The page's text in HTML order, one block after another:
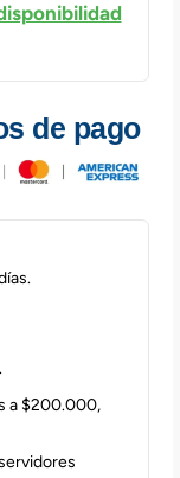
de pago
a $200.000,